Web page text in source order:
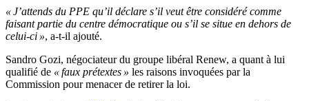
« J’attends du PPE qu’il déclare s’il veut être considéré comme
faisant partie du centre démocratique ou s’il se situe en dehors de
celui-ci », a-t-il ajouté.
Sandro Gozi, négociateur du groupe libéral Renew, a quant à lui
qualifié de « faux prétextes » les raisons invoquées par la
Commission pour menacer de retirer la loi.